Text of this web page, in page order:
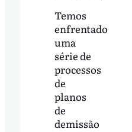
Temos
enfrentado
uma
série de
processos
de
planos
de
demissão